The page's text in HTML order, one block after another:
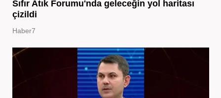
Sıfır Atık Forumu'nda geleceğin yol haritası
çizildi
Haber7